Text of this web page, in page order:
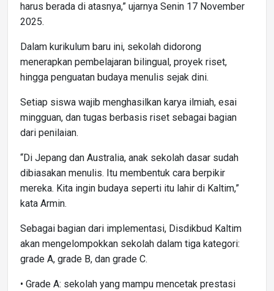
harus berada di atasnya,” ujarnya Senin 17 November
2025.
Dalam kurikulum baru ini, sekolah didorong
menerapkan pembelajaran bilingual, proyek riset,
hingga penguatan budaya menulis sejak dini.
Setiap siswa wajib menghasilkan karya ilmiah, esai
mingguan, dan tugas berbasis riset sebagai bagian
dari penilaian.
“Di Jepang dan Australia, anak sekolah dasar sudah
dibiasakan menulis. Itu membentuk cara berpikir
mereka. Kita ingin budaya seperti itu lahir di Kaltim,”
kata Armin.
Sebagai bagian dari implementasi, Disdikbud Kaltim
akan mengelompokkan sekolah dalam tiga kategori:
grade A, grade B, dan grade C.
• Grade A: sekolah yang mampu mencetak prestasi